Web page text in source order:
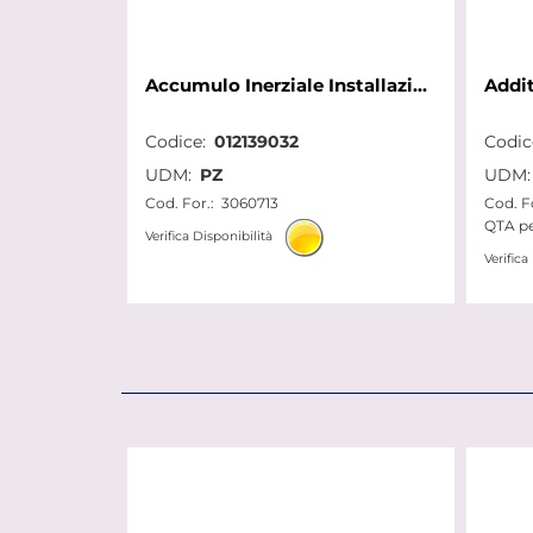
Accumulo Inerziale Installazione Esterna Riscal.Raffr.CKZ 50 H
Codice: 012139032
UDM: PZ
Cod. For.: 3060713
Verifica Disponibilità
UDM:
Cod.
QTA